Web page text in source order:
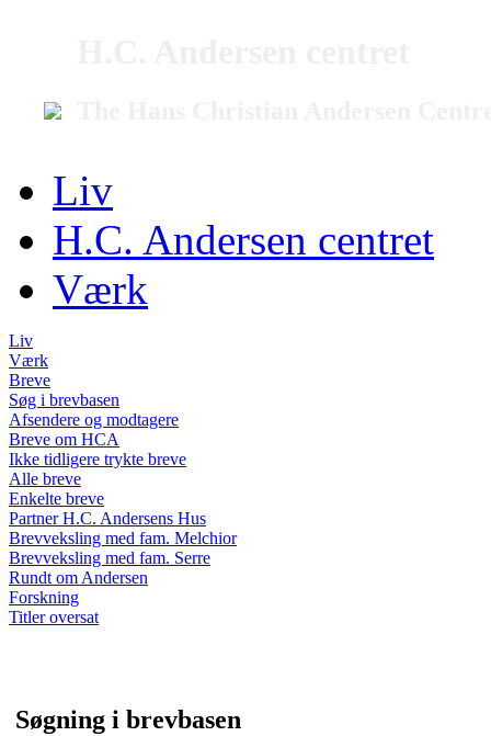
Liv
H.C. Andersen centret
Værk
Liv
Værk
Breve
Søg i brevbasen
Afsendere og modtagere
Breve om HCA
Ikke tidligere trykte breve
Alle breve
Enkelte breve
Partner H.C. Andersens Hus
Brevveksling med fam. Melchior
Brevveksling med fam. Serre
Rundt om Andersen
Forskning
Titler oversat
Søgning i brevbasen